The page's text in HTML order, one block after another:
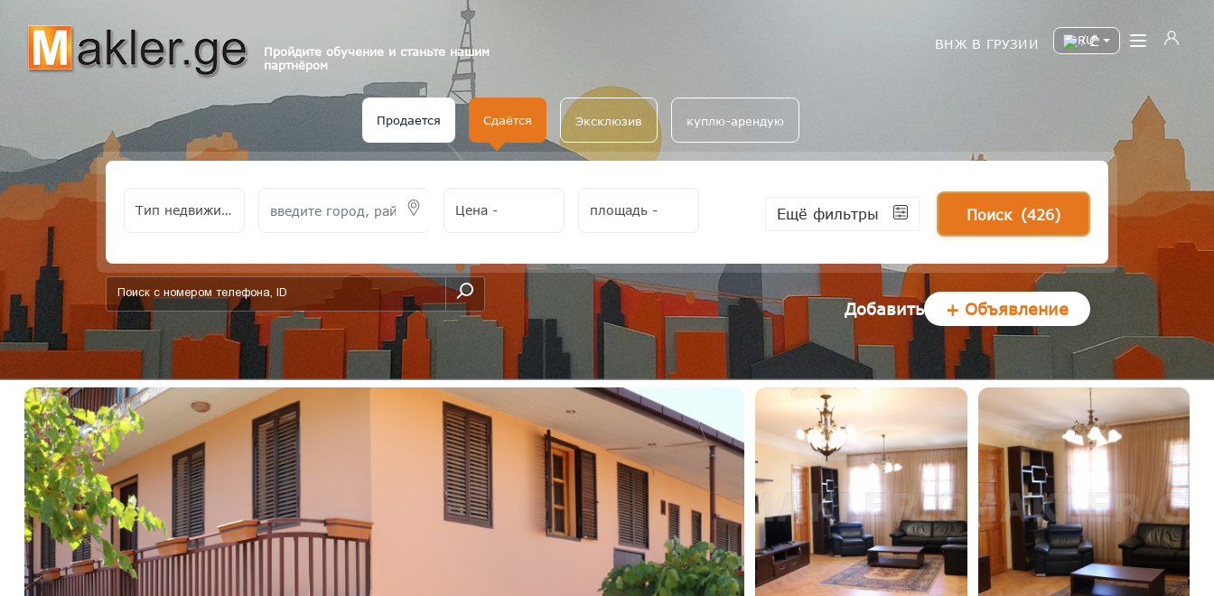
Пройдите обучение и станьте нашим
партнёром
ВНЖ В ГРУЗИИ /
Продается Сдаётся Эксклюзив куплю-арендую
Тип недвижимости Цена - площадь - Ещё фильтры Поиск (426)
add-form
Добавить + Объявление